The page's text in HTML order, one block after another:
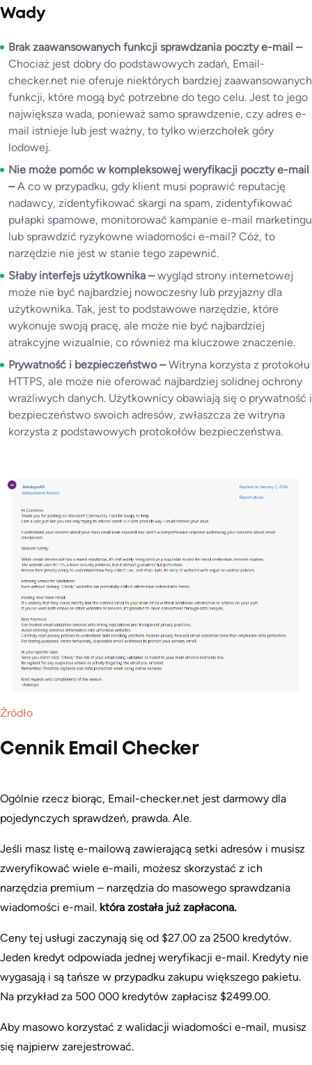
Wady
Brak zaawansowanych funkcji sprawdzania poczty e-mail –
Chociaż jest dobry do podstawowych zadań, Email-
checker.net nie oferuje niektórych bardziej zaawansowanych
funkcji, które mogą być potrzebne do tego celu. Jest to jego
największa wada, ponieważ samo sprawdzenie, czy adres e-
mail istnieje lub jest ważny, to tylko wierzchołek góry
lodowej.
Nie może pomóc w kompleksowej weryfikacji poczty e-mail
–A co w przypadku, gdy klient musi poprawić reputację
nadawcy, zidentyfikować skargi na spam, zidentyfikować
pułapki spamowe, monitorować kampanie e-mail marketingu
lub sprawdzić ryzykowne wiadomości e-mail? Cóż, to
narzędzie nie jest w stanie tego zapewnić.
Słaby interfejs użytkownika –wygląd strony internetowej
może nie być najbardziej nowoczesny lub przyjazny dla
użytkownika. Tak, jest to podstawowe narzędzie, które
wykonuje swoją pracę, ale może nie być najbardziej
atrakcyjne wizualnie, co również ma kluczowe znaczenie.
Prywatność i bezpieczeństwo –Witryna korzysta z protokołu
HTTPS, ale może nie oferować najbardziej solidnej ochrony
wrażliwych danych. Użytkownicy obawiają się o prywatność i
bezpieczeństwo swoich adresów, zwłaszcza że witryna
korzysta z podstawowych protokołów bezpieczeństwa.
Źródło
Cennik Email Checker
Ogólnie rzecz biorąc, Email-checker.net jest darmowy dla
pojedynczych sprawdzeń, prawda. Ale.
Jeśli masz listę e-mailową zawierającą setki adresów i musisz
zweryfikować wiele e-maili, możesz skorzystać z ich
narzędzia premium – narzędzia do masowego sprawdzania
wiadomości e-mail. która została już zapłacona.
Ceny tej usługi zaczynają się od $27.00 za 2500 kredytów.
Jeden kredyt odpowiada jednej weryfikacji e-mail. Kredyty nie
wygasają i są tańsze w przypadku zakupu większego pakietu.
Na przykład za 500 000 kredytów zapłacisz $2499.00.
Aby masowo korzystać z walidacji wiadomości e-mail, musisz
się najpierw zarejestrować.